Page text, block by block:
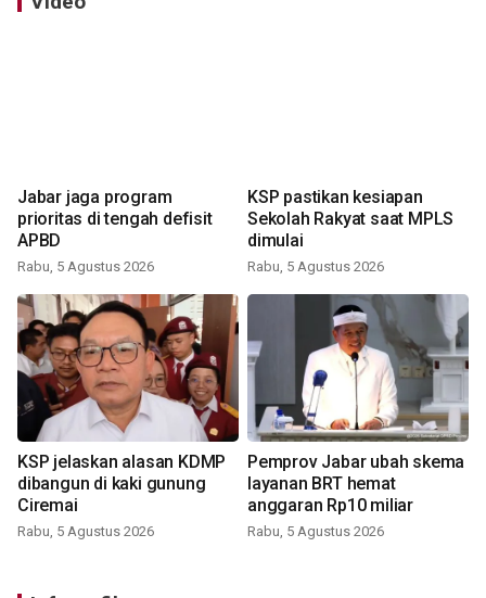
Jabar jaga program
prioritas di tengah defisit
APBD
Rabu, 5 Agustus 2026
KSP pastikan kesiapan
Sekolah Rakyat saat MPLS
dimulai
Rabu, 5 Agustus 2026
KSP jelaskan alasan KDMP
dibangun di kaki gunung
Ciremai
Rabu, 5 Agustus 2026
Pemprov Jabar ubah skema
layanan BRT hemat
anggaran Rp10 miliar
Rabu, 5 Agustus 2026